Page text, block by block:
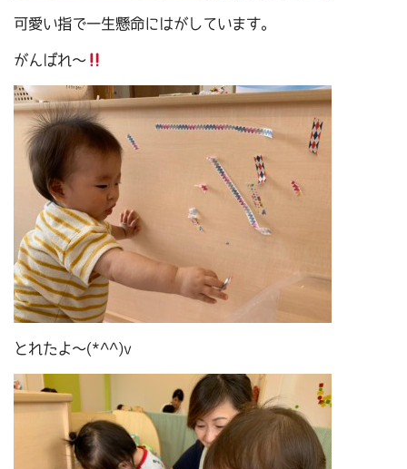
可愛い指で一生懸命にはがしています。
がんばれ～
とれたよ～(*^^)v